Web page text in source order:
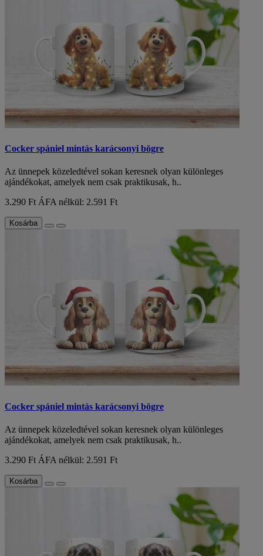
Cocker spániel mintás karácsonyi bögre
Az ünnepek közeledtével sokan keresnek olyan különleges
ajándékokat, amelyek nem csak praktikusak, h..
3.290 Ft ÁFA nélkül: 2.591 Ft
Kosárba
Cocker spániel mintás karácsonyi bögre
Az ünnepek közeledtével sokan keresnek olyan különleges
ajándékokat, amelyek nem csak praktikusak, h..
3.290 Ft ÁFA nélkül: 2.591 Ft
Kosárba